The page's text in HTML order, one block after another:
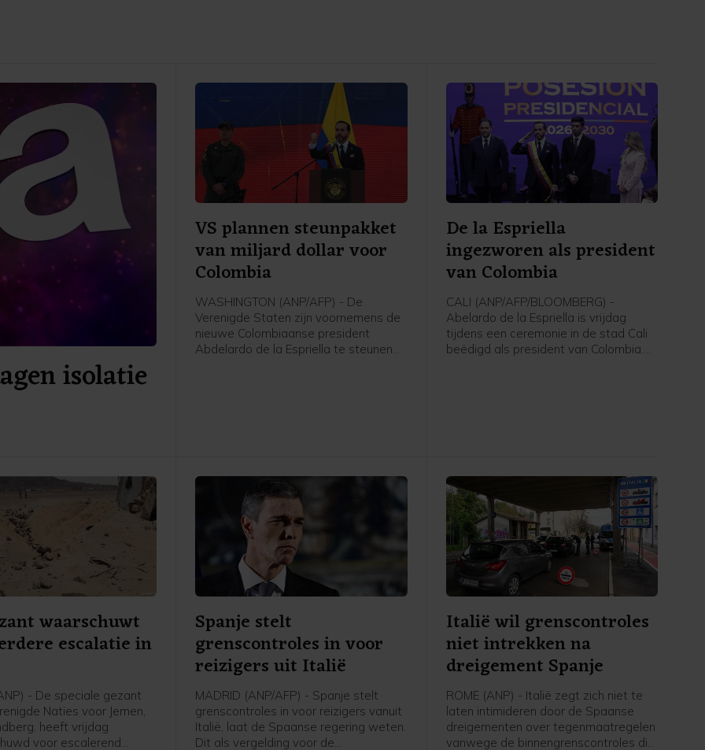
isolatie
VS plannen steunpakket
van miljard dollar voor
Colombia
WASHINGTON (ANP/AFP) - De
Verenigde Staten zijn voornemens de
nieuwe Colombiaanse president
Abdelardo de la Espriella te steunen
De la Espriella
ingezworen als president
van Colombia
CALI (ANP/AFP/BLOOMBERG) -
Abelardo de la Espriella is vrijdag
tijdens een ceremonie in de stad Cali
beëdigd als president van Colombia.
waarschuwt
escalatie in
- De speciale gezant
Naties voor Jemen,
heeft vrijdag
voor escalerend
Spanje stelt
grenscontroles in voor
reizigers uit Italië
MADRID (ANP/AFP) - Spanje stelt
grenscontroles in voor reizigers vanuit
Italië, laat de Spaanse regering weten.
Dit als vergelding voor de
Italië wil grenscontroles
niet intrekken na
dreigement Spanje
ROME (ANP) - Italië zegt zich niet te
laten intimideren door de Spaanse
dreigementen over tegenmaatregelen
vanwege de binnengrenscontroles die